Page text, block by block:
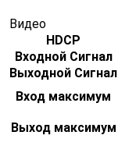
Видео
HDCP
Входной Сигнал
Выходной Сигнал
Вход максимум
Выход максимум